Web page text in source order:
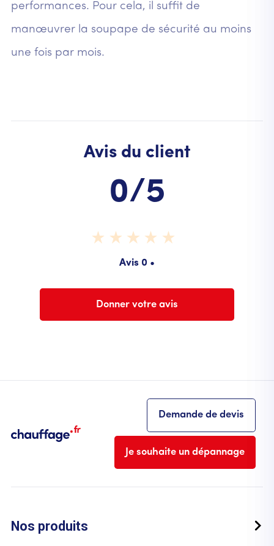
performances. Pour cela, il suffit de
manœuvrer la soupape de sécurité au moins
une fois par mois.
Avis du client
0/5
Avis 0 •
Donner votre avis
Demande de devis
Je souhaite un dépannage
Nos produits